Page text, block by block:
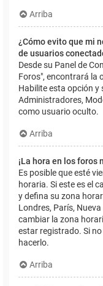
Arriba
¿Cómo evito que mi
de usuarios
Desde su Panel de
Foros", encontrará la
Habilite esta opción y
Administradores,
como usuario oculto.
Arriba
¡La hora en los foros
Es posible que esté
horaria. Si este es el
y defina su zona
Londres, París,
cambiar la zona
estar registrado. Si
hacerlo.
Arriba